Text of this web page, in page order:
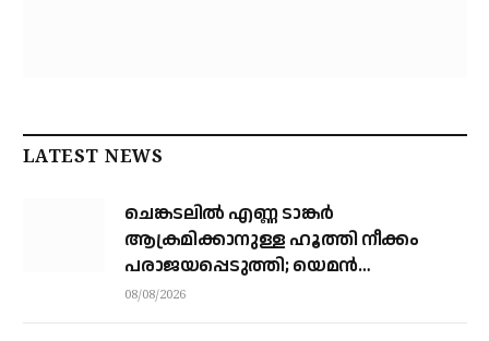
LATEST NEWS
ചെങ്കടലില്‍ എണ്ണ ടാങ്കര്‍
ആക്രമിക്കാനുള്ള ഹൂത്തി നീക്കം
പരാജയപ്പെടുത്തി; യെമൻ
സംഘർഷത്തിലേക്ക് നീങ്ങുന്നുവെന്ന്
08/08/2026